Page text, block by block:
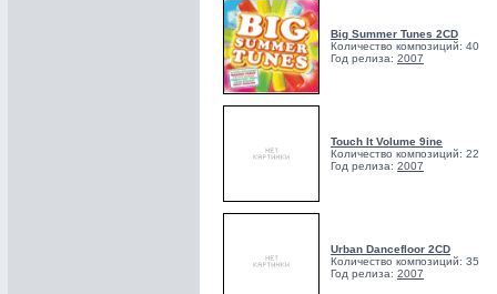
Big Summer Tunes 2CD
Количество композиций: 40
Год релиза: 2007
Touch It Volume 9ine
Количество композиций: 22
Год релиза: 2007
Urban Dancefloor 2CD
Количество композиций: 35
Год релиза: 2007